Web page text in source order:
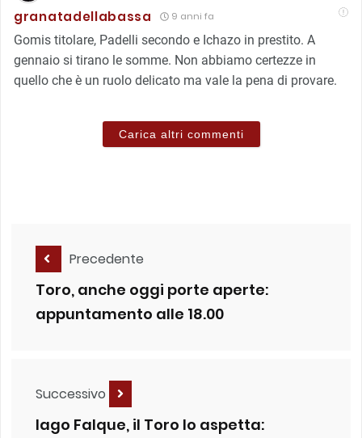
granatadellabassa 9 anni fa
Gomis titolare, Padelli secondo e Ichazo in prestito. A
gennaio si tirano le somme. Non abbiamo certezze in
quello che è un ruolo delicato ma vale la pena di provare.
Carica altri commenti
Precedente
Toro, anche oggi porte aperte:
appuntamento alle 18.00
Successivo
Iago Falque, il Toro lo aspetta: